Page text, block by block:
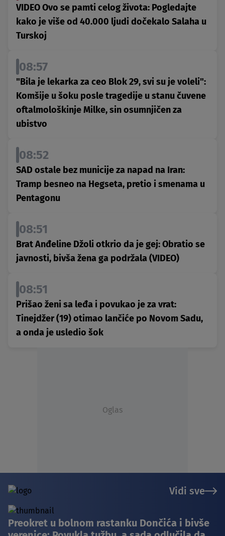
VIDEO Ovo se pamti celog života: Pogledajte
kako je više od 40.000 ljudi dočekalo Salaha u
Turskoj
08:57
"Bila je lekarka za ceo Blok 29, svi su je voleli":
Komšije u šoku posle tragedije u stanu čuvene
oftalmološkinje Milke, sin osumnjičen za
ubistvo
08:52
SAD ostale bez municije za napad na Iran:
Tramp besneo na Hegseta, pretio i smenama u
Pentagonu
08:51
Brat Anđeline Džoli otkrio da je gej: Obratio se
javnosti, bivša žena ga podržala (VIDEO)
08:51
Prišao ženi sa leđa i povukao je za vrat:
Tinejdžer (19) otimao lančiće po Novom Sadu,
a onda je usledio šok
Oglas
Vidi sve
Preokret u bolnom rastanku Dončića i bivše